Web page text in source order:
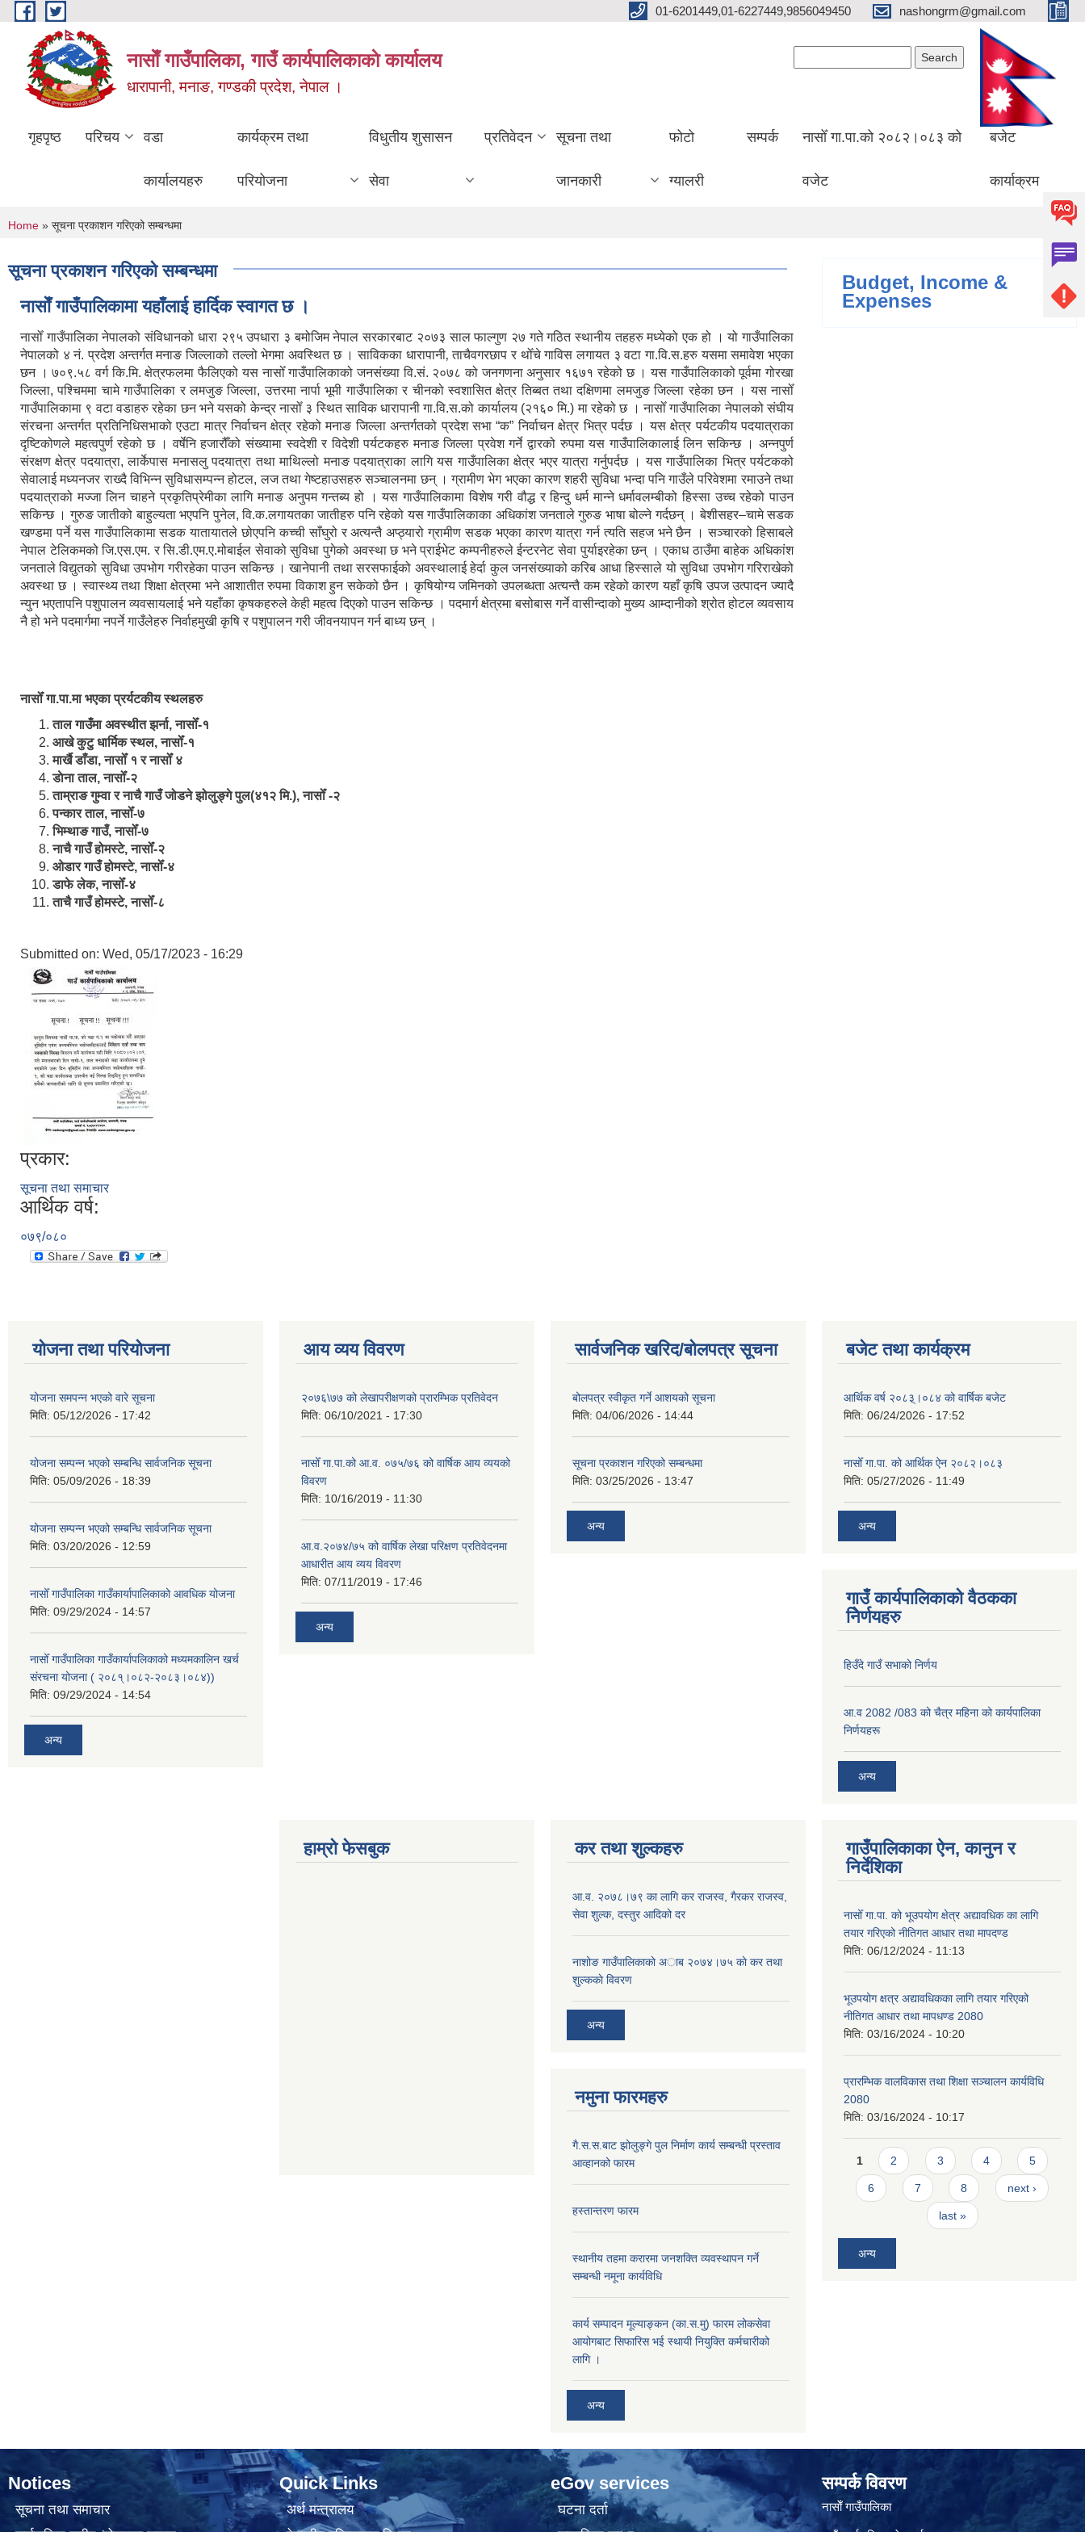
Skip to main content 01-6201449,01-6227449,9856049450 nashongrm@gmail.com
नासाेँ गाउँपालिका, गाउँ कार्यपालिकाकाे कार्यालय
धारापानी, मनाङ, गण्डकी प्रदेश, नेपाल ।
गृहपृष्ठ परिचय वडा
कार्यालयहरु
कार्यक्रम तथा
परियोजना
विधुतीय शुसासन
सेवा
प्रतिवेदन सूचना तथा
जानकारी
फोटो
ग्यालरी
सम्पर्क नासोँ गा.पा.को २०८२।०८३ को
वजेट
बजेट
कार्याक्रम
You are here
Home » सूचना प्रकाशन गरिएको सम्बन्धमा
सूचना प्रकाशन गरिएको सम्बन्धमा
नासाेँ गाउँपालिकामा यहाँलाई हार्दिक स्वागत छ ।
नासोँ गाउँपालिका नेपालको संविधानको धारा २९५ उपधारा ३ बमोजिम नेपाल सरकारबाट २०७३ साल फाल्गुण २७ गते गठित स्थानीय तहहरु मध्येको एक हो । यो गाउँपालिका
नेपालको ४ नं. प्रदेश अन्तर्गत मनाङ जिल्लाको तल्लो भेगमा अवस्थित छ । साविकका धारापानी‚ ताचैवगरछाप र थोँचे गाविस लगायत ३ वटा गा.वि.स.हरु यसमा समावेश भएका
छन । ७०९.५८ वर्ग कि.मि. क्षेत्रफलमा फैलिएको यस नासोँ गाउँपालिकाको जनसंख्या वि.सं. २०७८ को जनगणना अनुसार १६७१ रहेको छ । यस गाउँपालिकाको पूर्वमा गोरखा
जिल्ला, पश्चिममा चामे गाउँपालिका र लमजुङ जिल्ला, उत्तरमा नार्पा भूमी गाउँपालिका र चीनको स्वशासित क्षेत्र तिब्बत तथा दक्षिणमा लमजुङ जिल्ला रहेका छन । यस नासोँ
गाउँपालिकामा ९ वटा वडाहरु रहेका छन भने यसको केन्द्र नासोँ ३ स्थित साविक धारापानी गा.वि.स.को कार्यालय (२१६० मि.) मा रहेको छ । नासोँ गाउँपालिका नेपालको संघीय
संरचना अन्तर्गत प्रतिनिधिसभाको एउटा मात्र निर्वाचन क्षेत्र रहेको मनाङ जिल्ला अन्तर्गतको प्रदेश सभा “क” निर्वाचन क्षेत्र भित्र पर्दछ । यस क्षेत्र पर्यटकीय पदयात्राका
दृष्टिकोणले महत्वपुर्ण रहेको छ । वर्षेनि हजारौँको संख्यामा स्वदेशी र विदेशी पर्यटकहरु मनाङ जिल्ला प्रवेश गर्ने द्वारको रुपमा यस गाउँपालिकालाई लिन सकिन्छ । अन्नपुर्ण
संरक्षण क्षेत्र पदयात्रा, लार्केपास मनासलु पदयात्रा तथा माथिल्लो मनाङ पदयात्राका लागि यस गाउँपालिका क्षेत्र भएर यात्रा गर्नुपर्दछ । यस गाउँपालिका भित्र पर्यटकको
सेवालाई मध्यनजर राख्दै विभिन्न सुविधासम्पन्न होटल, लज तथा गेष्टहाउसहरु सञ्चालनमा छन् । ग्रामीण भेग भएका कारण शहरी सुविधा भन्दा पनि गाउँले परिवेशमा रमाउने तथा
पदयात्राको मज्जा लिन चाहने प्रकृतिप्रेमीका लागि मनाङ अनुपम गन्तब्य हो । यस गाउँपालिकामा विशेष गरी वौद्ध र हिन्दु धर्म मान्ने धर्मावलम्बीको हिस्सा उच्च रहेको पाउन
सकिन्छ । गुरुङ जातीको बाहुल्यता भएपनि पुनेल, वि.क.लगायतका जातीहरु पनि रहेको यस गाउँपालिकाका अधिकांश जनताले गुरुङ भाषा बोल्ने गर्दछन् । बेशीसहर–चामे सडक
खण्डमा पर्ने यस गाउँपालिकामा सडक यातायातले छोएपनि कच्ची साँघुरो र अत्यन्तै अप्ठ्यारो ग्रामीण सडक भएका कारण यात्रा गर्न त्यति सहज भने छैन । सञ्चारको हिसाबले
नेपाल टेलिकमको जि.एस.एम. र सि.डी.एम.ए.मोबाईल सेवाको सुविधा पुगेको अवस्था छ भने प्राईभेट कम्पनीहरुले ईन्टरनेट सेवा पुर्याइरहेका छन् । एकाध ठाउँमा बाहेक अधिकांश
जनताले विद्युतको सुविधा उपभोग गरीरहेका पाउन सकिन्छ । खानेपानी तथा सरसफाईको अवस्थालाई हेर्दा कुल जनसंख्याको करिब आधा हिस्साले यो सुविधा उपभोग गरिराखेको
अवस्था छ । स्वास्थ्य तथा शिक्षा क्षेत्रमा भने आशातीत रुपमा विकाश हुन सकेको छैन । कृषियोग्य जमिनको उपलब्धता अत्यन्तै कम रहेको कारण यहाँ कृषि उपज उत्पादन ज्यादै
न्युन भएतापनि पशुपालन व्यवसायलाई भने यहाँका कृषकहरुले केही महत्व दिएको पाउन सकिन्छ । पदमार्ग क्षेत्रमा बसोबास गर्ने वासीन्दाको मुख्य आम्दानीको श्रोत होटल व्यवसाय
नै हो भने पदमार्गमा नपर्ने गाउँलेहरु निर्वाहमुखी कृषि र पशुपालन गरी जीवनयापन गर्न बाध्य छन् ।
नासोँ गा.पा.मा भएका प्रर्यटकीय स्थलहरु
ताल गाउँमा अवस्थीत झर्ना, नासोँ-१
आखे कुटु धार्मिक स्थल, नासोँ-१
मार्खै डाँडा, नासोँ १ र नासोँ ४
डाेना ताल, नासोँ-२
ताम्राङ गुम्वा र नाचै गाउँ जोडने झोलुङ्गे पुल(४१२ मि.), नासोँ -२
पन्कार ताल, नासोँ-७
भिम्थाङ गाउँ, नासोँ-७
नाचै गाउँ होमस्टे, नासोँ-२
ओ‍‍‌डार गाउँ होमस्टे, नासोँ-४
डाफे लेक, नासोँ-४
ताचै गाउँ होमस्टे, नासोँ-८
Submitted on: Wed, 05/17/2023 - 16:29
प्रकार:
सूचना तथा समाचार
आर्थिक वर्ष:
०७९/०८०
Budget, Income &
Expenses
योजना तथा परियोजना
योजना समपन्न भएको वारे सूचना
मिति: 05/12/2026 - 17:42
योजना सम्पन्न भएको सम्बन्धि सार्वजनिक सूचना
मिति: 05/09/2026 - 18:39
योजना सम्पन्न भएको सम्बन्धि सार्वजनिक सूचना
मिति: 03/20/2026 - 12:59
नासोँ गाउँपालिका गाउँकार्यापालिकाको आवधिक योजना
मिति: 09/29/2024 - 14:57
नासोँ गाउँपालिका गाउँकार्यापलिकाको मध्यमकालिन खर्च
संरचना योजना ( २०८१्।०८२-२०८३।०८४))
मिति: 09/29/2024 - 14:54
अन्य
आय व्यय विवरण
२०७६\७७ को लेखापरीक्षणको प्रारम्भिक प्रतिवेदन
मिति: 06/10/2021 - 17:30
नासोँ गा.पा.को आ.व. ०७५/७६ को वार्षिक आय व्ययको
विवरण
मिति: 10/16/2019 - 11:30
आ.व.२०७४/७५ को वार्षिक लेखा परिक्षण प्रतिवेदनमा
आधारीत आय व्यय विवरण
मिति: 07/11/2019 - 17:46
अन्य
सार्वजनिक खरिद/बोलपत्र सूचना
बोलपत्र स्वीकृत गर्ने आशयको सूचना
मिति: 04/06/2026 - 14:44
सूचना प्रकाशन गरिएको सम्बन्धमा
मिति: 03/25/2026 - 13:47
अन्य
बजेट तथा कार्यक्रम
आर्थिक वर्ष २०८३्।०८४ को वार्षिक बजेट
मिति: 06/24/2026 - 17:52
नासोँ गा.पा. को आर्थिक ऐन २०८२।०८३
मिति: 05/27/2026 - 11:49
अन्य
गाउँ कार्यपालिकाको वैठकका
निेर्णयहरु
हिउँदे गाउँ सभाको निर्णय
आ.व 2082 /083 को चैत्र महिना को कार्यपालिका
निर्णयहरू
अन्य
हाम्रो फेसबुक कर तथा शुल्कहरु
आ‍.व. २०७८।७९ का लागि कर राजस्व, गैरकर राजस्व,
सेवा शुल्क, दस्तुर आदिको दर
नाशोङ गाउँपालिकाकाे अा‍ब‍ २०७४।७५ काे कर तथा
शुल्ककाे विवरण
अन्य
नमुना फारमहरु
गै.स.स.बाट झोलुङ्गे पुल निर्माण कार्य सम्बन्धी प्रस्ताव
आव्हानको फारम
हस्तान्तरण फारम
स्थानीय तहमा करारमा जनशक्ति व्यवस्थापन गर्ने
सम्बन्धी नमूना कार्यविधि
कार्य सम्पादन मूल्याङ्कन (का.स.मु) फारम लोकसेवा
आयोगबाट सिफारिस भई स्थायी नियुक्ति कर्मचारीको
लागि ।
अन्य
गाउँपालिकाका ऐन, कानुन र
निर्देशिका
नासोँ गा.पा. को भूउपयोग क्षेत्र अद्यावधिक का लागि
तयार गरिएको नीतिगत आधार तथा मापदण्ड
मिति: 06/12/2024 - 11:13
भूउपयोग क्षत्र अद्यावधिकका लागि तयार गरिएको
नीतिगत आधार तथा मापधण्ड 2080
मिति: 03/16/2024 - 10:20
प्रारम्भिक वालविकास तथा शिक्षा सञ्चालन कार्यविधि
2080
मिति: 03/16/2024 - 10:17
Pages
1 2 3 4 5
6 7 8 next ›
last »
अन्य
Notices
सूचना तथा समाचार
Quick Links
अर्थ मन्त्रालय
eGov services
घटना दर्ता
सम्पर्क विवरण
नासाेँ गाउँपालिका